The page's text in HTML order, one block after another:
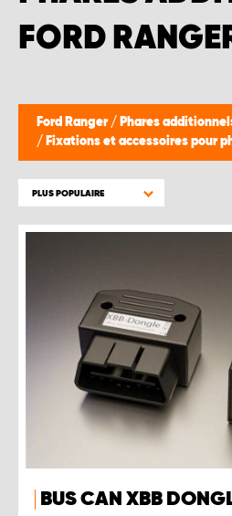
FORD
Ford Ranger / Phares
/ Fixations et accessoires pour
PLUS POPULAIRE
BUS CAN XBB
WORK SYSTEM BRUXELLES
WORK SYSTEM NAMUR
WORK SYSTEM WEST BY PRO-VAN